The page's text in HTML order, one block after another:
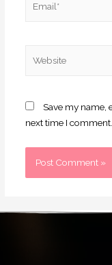
Save my name,
next time I comment.